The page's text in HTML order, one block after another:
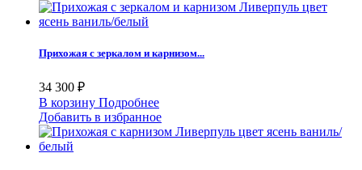
Прихожая с зеркалом и карнизом...
34 300 ₽
В корзину Подробнее
Добавить в избранное